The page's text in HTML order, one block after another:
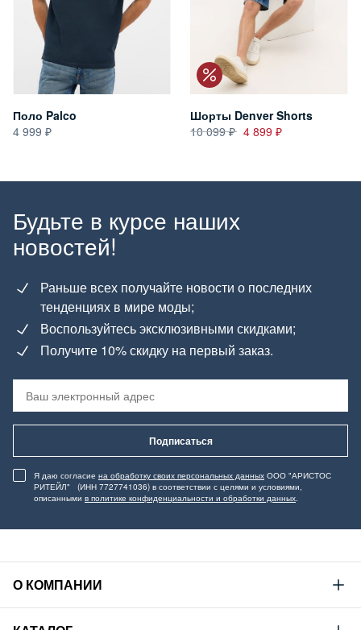
Поло Palco
4 999
Шорты Denver Shorts
10 099
4 899
Будьте в курсе наших
новостей!
Раньше всех получайте новости о последних
тенденциях в мире моды;
Воспользуйтесь эксклюзивными скидками;
Получите 10% скидку на первый заказ.
Подписаться
Я даю согласие на обработку своих персональных данных ООО "АРИСТОС
РИТЕЙЛ" (ИНН 7727741036) в соответствии с целями и условиями,
описанными в политике конфиденциальности и обработки данных
О КОМПАНИИ
Mustang